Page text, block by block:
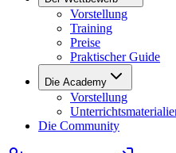
Vorstellung
Training
Preise
Praktischer Guide
Die Academy
Vorstellung
Die Community